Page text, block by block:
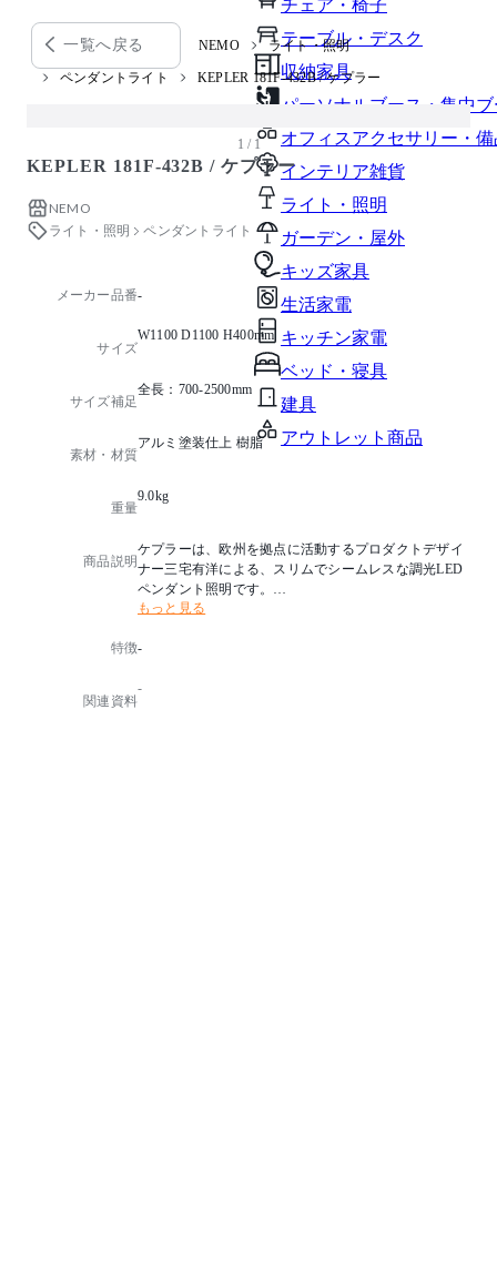
チェア・椅子
テーブル・デスク
収納家具
パーソナルブース・集中
オフィスアクセサリー・備
インテリア雑貨
ライト・照明
ガーデン・屋外
キッズ家具
生活家電
キッチン家電
ベッド・寝具
建具
アウトレット商品
他のサイトで見つけた商品ページのURLを貼り付けて、カートに追加できます
一覧へ戻る NEMO ライト・照明
ペンダントライト KEPLER 181F-432B / ケプラー
1 / 1
KEPLER 181F-432B / ケプラー
NEMO
ライト・照明
ペンダントライト
メーカー品番-
サイズ
W1100 D1100 H400mm
サイズ補足
全長：700-2500mm
素材・材質
アルミ塗装仕上 樹脂
重量
9.0kg
商品説明
ケプラーは、欧州を拠点に活動するプロダクトデザイ
ナー三宅有洋による、スリムでシームレスな調光LED
ペンダント照明です。
メビウスの輪をモチーフに作られており、つなぎ目の
状が見る方向によってさまざまな表情を見せる彫刻の
もっと見る
特徴-
関連資料
-